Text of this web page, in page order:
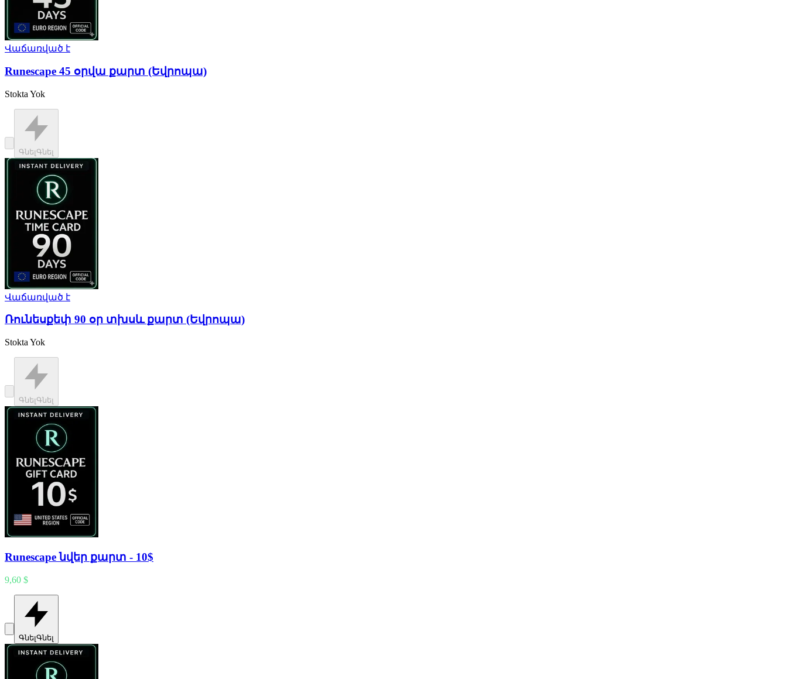
Վաճառված է
Runescape 45 օրվա քարտ (Եվրոպա)
Stokta Yok
ԳնելԳնել
Վաճառված է
Ռունեսքեփ 90 օր տխսև քարտ (Եվրոպա)
Stokta Yok
ԳնելԳնել
Runescape նվեր քարտ - 10$
9,60 $
ԳնելԳնել